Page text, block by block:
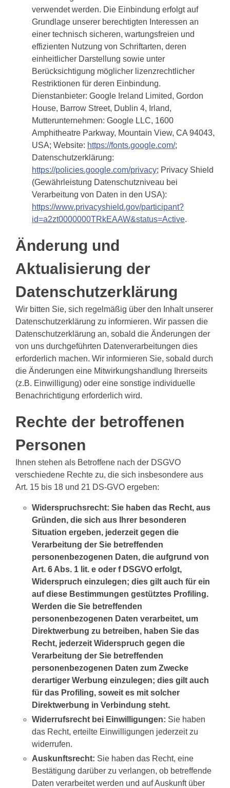
verwendet werden. Die Einbindung erfolgt auf
Grundlage unserer berechtigten Interessen an
einer technisch sicheren, wartungsfreien und
effizienten Nutzung von Schriftarten, deren
einheitlicher Darstellung sowie unter
Berücksichtigung möglicher lizenzrechtlicher
Restriktionen für deren Einbindung.
Dienstanbieter: Google Ireland Limited, Gordon
House, Barrow Street, Dublin 4, Irland,
Mutterunternehmen: Google LLC, 1600
Amphitheatre Parkway, Mountain View, CA 94043,
USA; Website: https://fonts.google.com/;
Datenschutzerklärung:
https://policies.google.com/privacy; Privacy Shield
(Gewährleistung Datenschutzniveau bei
Verarbeitung von Daten in den USA):
https://www.privacyshield.gov/participant?
id=a2zt0000000TRkEAAW&status=Active.
Änderung und
Aktualisierung der
Datenschutzerklärung
Wir bitten Sie, sich regelmäßig über den Inhalt unserer
Datenschutzerklärung zu informieren. Wir passen die
Datenschutzerklärung an, sobald die Änderungen der
von uns durchgeführten Datenverarbeitungen dies
erforderlich machen. Wir informieren Sie, sobald durch
die Änderungen eine Mitwirkungshandlung Ihrerseits
(z.B. Einwilligung) oder eine sonstige individuelle
Benachrichtigung erforderlich wird.
Rechte der betroffenen
Personen
Ihnen stehen als Betroffene nach der DSGVO
verschiedene Rechte zu, die sich insbesondere aus
Art. 15 bis 18 und 21 DS-GVO ergeben:
Widerspruchsrecht: Sie haben das Recht, aus
Gründen, die sich aus Ihrer besonderen
Situation ergeben, jederzeit gegen die
Verarbeitung der Sie betreffenden
personenbezogenen Daten, die aufgrund von
Art. 6 Abs. 1 lit. e oder f DSGVO erfolgt,
Widerspruch einzulegen; dies gilt auch für ein
auf diese Bestimmungen gestütztes Profiling.
Werden die Sie betreffenden
personenbezogenen Daten verarbeitet, um
Direktwerbung zu betreiben, haben Sie das
Recht, jederzeit Widerspruch gegen die
Verarbeitung der Sie betreffenden
personenbezogenen Daten zum Zwecke
derartiger Werbung einzulegen; dies gilt auch
für das Profiling, soweit es mit solcher
Direktwerbung in Verbindung steht.
Widerrufsrecht bei Einwilligungen: Sie haben
das Recht, erteilte Einwilligungen jederzeit zu
widerrufen.
Auskunftsrecht: Sie haben das Recht, eine
Bestätigung darüber zu verlangen, ob betreffende
Daten verarbeitet werden und auf Auskunft über